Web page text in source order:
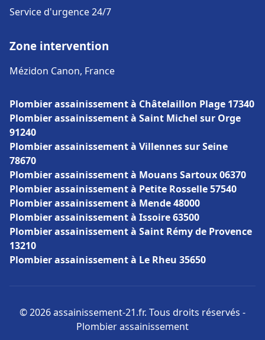
Service d'urgence 24/7
Zone intervention
Mézidon Canon, France
Plombier assainissement à Châtelaillon Plage 17340
Plombier assainissement à Saint Michel sur Orge
91240
Plombier assainissement à Villennes sur Seine
78670
Plombier assainissement à Mouans Sartoux 06370
Plombier assainissement à Petite Rosselle 57540
Plombier assainissement à Mende 48000
Plombier assainissement à Issoire 63500
Plombier assainissement à Saint Rémy de Provence
13210
Plombier assainissement à Le Rheu 35650
© 2026 assainissement-21.fr. Tous droits réservés -
Plombier assainissement